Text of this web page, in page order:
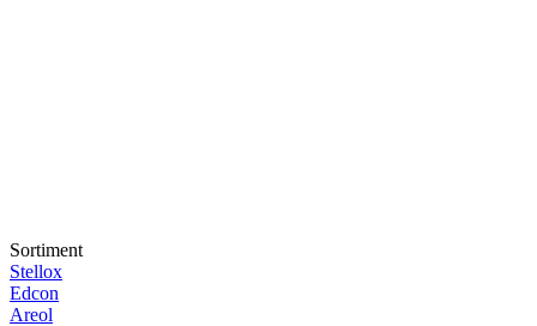
Sortiment
Stellox
Edcon
Areol